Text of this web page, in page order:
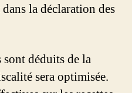
la déclaration des
sont déduits de la
sera optimisée.